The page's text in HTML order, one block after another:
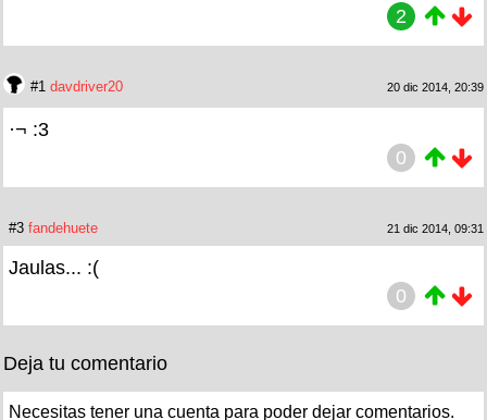
2
#1 davdriver20 20 dic 2014, 20:39
·¬ :3
0
#3 fandehuete 21 dic 2014, 09:31
Jaulas... :(
0
Deja tu comentario
Necesitas tener una cuenta para poder dejar comentarios.